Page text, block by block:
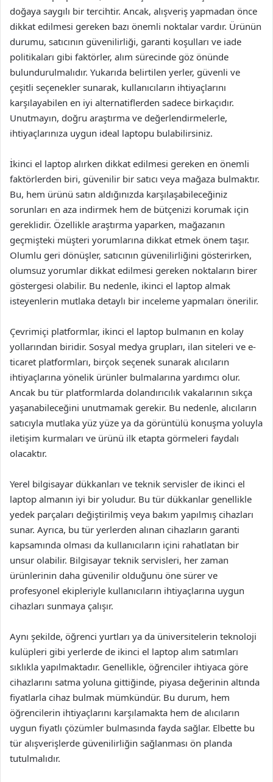
doğaya saygılı bir tercihtir. Ancak, alışveriş yapmadan önce
dikkat edilmesi gereken bazı önemli noktalar vardır. Ürünün
durumu, satıcının güvenilirliği, garanti koşulları ve iade
politikaları gibi faktörler, alım sürecinde göz önünde
bulundurulmalıdır. Yukarıda belirtilen yerler, güvenli ve
çeşitli seçenekler sunarak, kullanıcıların ihtiyaçlarını
karşılayabilen en iyi alternatiflerden sadece birkaçıdır.
Unutmayın, doğru araştırma ve değerlendirmelerle,
ihtiyaçlarınıza uygun ideal laptopu bulabilirsiniz.
İkinci el laptop alırken dikkat edilmesi gereken en önemli
faktörlerden biri, güvenilir bir satıcı veya mağaza bulmaktır.
Bu, hem ürünü satın aldığınızda karşılaşabileceğiniz
sorunları en aza indirmek hem de bütçenizi korumak için
gereklidir. Özellikle araştırma yaparken, mağazanın
geçmişteki müşteri yorumlarına dikkat etmek önem taşır.
Olumlu geri dönüşler, satıcının güvenilirliğini gösterirken,
olumsuz yorumlar dikkat edilmesi gereken noktaların birer
göstergesi olabilir. Bu nedenle, ikinci el laptop almak
isteyenlerin mutlaka detaylı bir inceleme yapmaları önerilir.
Çevrimiçi platformlar, ikinci el laptop bulmanın en kolay
yollarından biridir. Sosyal medya grupları, ilan siteleri ve e-
ticaret platformları, birçok seçenek sunarak alıcıların
ihtiyaçlarına yönelik ürünler bulmalarına yardımcı olur.
Ancak bu tür platformlarda dolandırıcılık vakalarının sıkça
yaşanabileceğini unutmamak gerekir. Bu nedenle, alıcıların
satıcıyla mutlaka yüz yüze ya da görüntülü konuşma yoluyla
iletişim kurmaları ve ürünü ilk etapta görmeleri faydalı
olacaktır.
Yerel bilgisayar dükkanları ve teknik servisler de ikinci el
laptop almanın iyi bir yoludur. Bu tür dükkanlar genellikle
yedek parçaları değiştirilmiş veya bakım yapılmış cihazları
sunar. Ayrıca, bu tür yerlerden alınan cihazların garanti
kapsamında olması da kullanıcıların içini rahatlatan bir
unsur olabilir. Bilgisayar teknik servisleri, her zaman
ürünlerinin daha güvenilir olduğunu öne sürer ve
profesyonel ekipleriyle kullanıcıların ihtiyaçlarına uygun
cihazları sunmaya çalışır.
Aynı şekilde, öğrenci yurtları ya da üniversitelerin teknoloji
kulüpleri gibi yerlerde de ikinci el laptop alım satımları
sıklıkla yapılmaktadır. Genellikle, öğrenciler ihtiyaca göre
cihazlarını satma yoluna gittiğinde, piyasa değerinin altında
fiyatlarla cihaz bulmak mümkündür. Bu durum, hem
öğrencilerin ihtiyaçlarını karşılamakta hem de alıcıların
uygun fiyatlı çözümler bulmasında fayda sağlar. Elbette bu
tür alışverişlerde güvenilirliğin sağlanması ön planda
tutulmalıdır.